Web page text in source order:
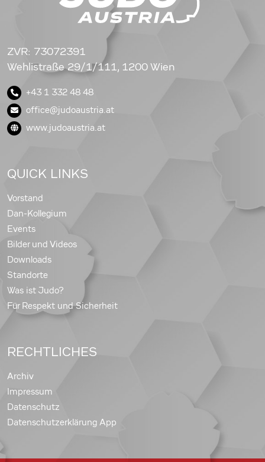
ZVR: 73072391
Wehlistraße 29/1/111, 1200 Wien
+43 1 332 48 48
office@judoaustria.at
www.judoaustria.at
QUICK LINKS
Vorstand
Dan-Kollegium
Events
Bilder und Videos
Downloads
Standorte
Was ist Judo?
Für Respekt und Sicherheit
RECHTLICHES
Archiv
Impressum
Datenschutz
Datenschutzerklärung App